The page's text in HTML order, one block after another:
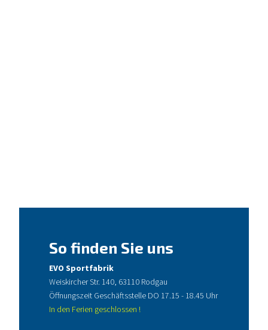
So finden Sie uns
EVO Sportfabrik
Weiskircher Str. 140, 63110 Rodgau
Öffnungszeit Geschäftsstelle DO 17.15 - 18.45 Uhr
In den Ferien geschlossen !